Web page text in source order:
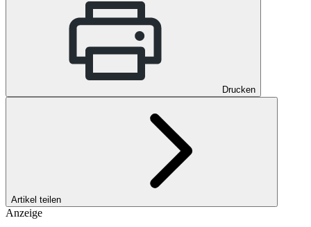
Drucken
Artikel teilen
Anzeige